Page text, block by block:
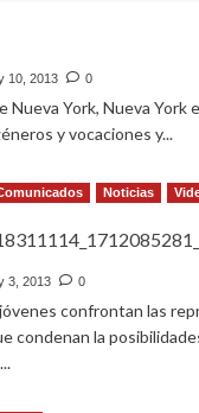
10, 2013 0
Nueva York, Nueva York
y vocaciones y...
Noticias
3, 2013 0
confrontan las
condenan la